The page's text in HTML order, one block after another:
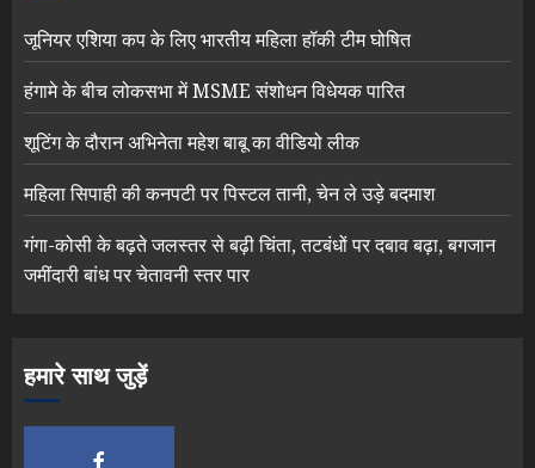
जूनियर एशिया कप के लिए भारतीय महिला हॉकी टीम घोषित
हंगामे के बीच लोकसभा में MSME संशोधन विधेयक पारित
शूटिंग के दौरान अभिनेता महेश बाबू का वीडियो लीक
महिला सिपाही की कनपटी पर पिस्टल तानी, चेन ले उड़े बदमाश
गंगा-कोसी के बढ़ते जलस्तर से बढ़ी चिंता, तटबंधों पर दबाव बढ़ा, बगजान
जमींदारी बांध पर चेतावनी स्तर पार
हमारे साथ जुड़ें